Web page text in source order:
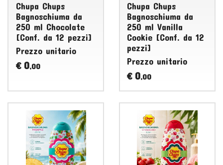
Chupa Chups
Bagnoschiuma da
250 ml Chocolate
[Conf. da 12 pezzi]
Prezzo unitario
€ 0,00
Chupa Chups
Bagnoschiuma da
250 ml Vanilla
Cookie [Conf. da 12
pezzi]
Prezzo unitario
€ 0,00